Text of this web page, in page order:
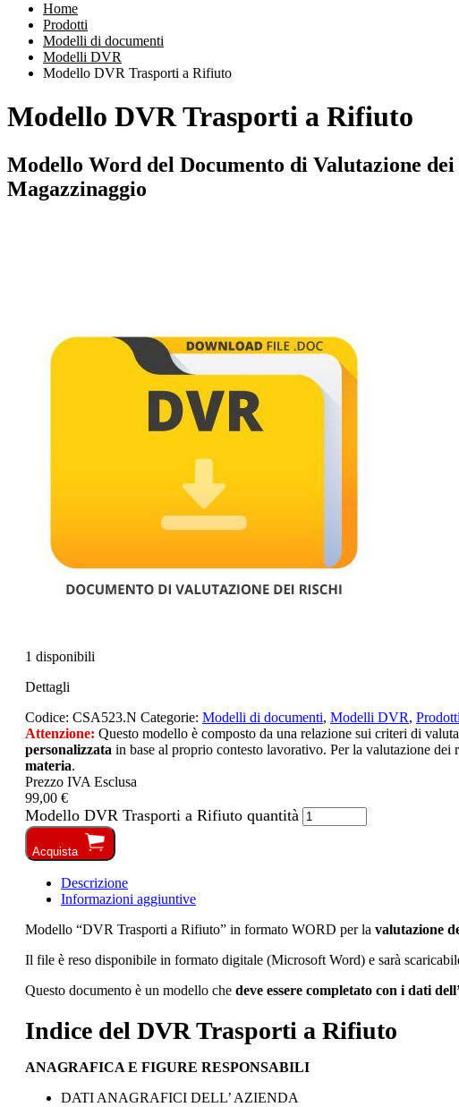
Home
Prodotti
Modelli di documenti
Modelli DVR
Modello DVR Trasporti a Rifiuto
Modello DVR Trasporti a Rifiuto
Modello Word del Documento di Valutazione
Magazzinaggio
1 disponibili
Dettagli
Codice: CSA523.N Categorie: Modelli di documenti, Modelli DVR, Prodotti
Attenzione: Questo modello è composto da una relazione sui criteri di
personalizzata in base al proprio contesto lavorativo. Per la valutazione
materia.
Prezzo IVA Esclusa
99,00 €
Modello DVR Trasporti a Rifiuto quantità
Acquista
Descrizione
Informazioni aggiuntive
Modello “DVR Trasporti a Rifiuto” in formato WORD per la valutazione
Il file è reso disponibile in formato digitale (Microsoft Word) e sarà
Questo documento è un modello che deve essere completato con i dati
Indice del DVR Trasporti a Rifiuto
ANAGRAFICA E FIGURE RESPONSABILI
DATI ANAGRAFICI DELL’ AZIENDA